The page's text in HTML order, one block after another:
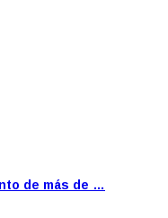
de más de …